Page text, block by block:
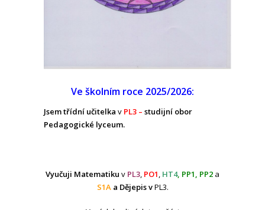
Ve školním roce 2025/2026:
Jsem třídní učitelka v PL3 – studijní obor
Pedagogické lyceum.
Vyučuji Matematiku v PL3, PO1, HT4, PP1, PP2 a
S1A a Dějepis vPL3.